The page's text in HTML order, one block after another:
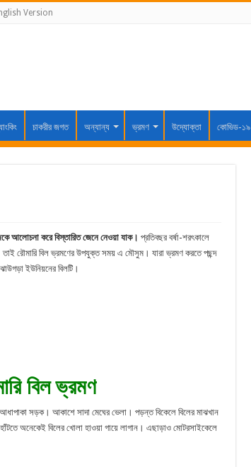
Version
চাকরীর জগত অন্যান্য ভ্রমণ উদ্যোক্তা কোভিড-১৯
আলোচনা করে বিস্তারিত জেনে নেওয়া যাক। প্রতিবছর বর্ষা-শরৎকালে
তাই রৌমারি বিল ভ্রমণের উপযুক্ত সময় এ মৌসুম। যারা ভ্রমণ করতে পছন্দ
ইউনিয়নের বিলটি।
বিল ভ্রমণ
সড়ক। আকাশে সাদা মেঘের ভেলা। পড়ন্ত বিকেলে বিলের মাঝখান
অনেকেই বিলের খোলা হাওয়া গায়ে লাগান। এছাড়াও মোটরসাইকেলে